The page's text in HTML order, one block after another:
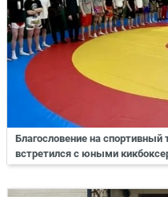
Благословение на спортивный
встретился с юными